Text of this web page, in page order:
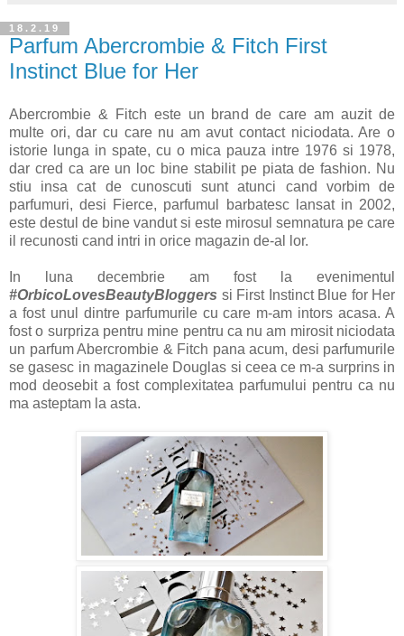
18.2.19
Parfum Abercrombie & Fitch First
Instinct Blue for Her
Abercrombie & Fitch este un brand de care am auzit de
multe ori, dar cu care nu am avut contact niciodata. Are o
istorie lunga in spate, cu o mica pauza intre 1976 si 1978,
dar cred ca are un loc bine stabilit pe piata de fashion. Nu
stiu insa cat de cunoscuti sunt atunci cand vorbim de
parfumuri, desi Fierce, parfumul barbatesc lansat in 2002,
este destul de bine vandut si este mirosul semnatura pe care
il recunosti cand intri in orice magazin de-al lor.
In luna decembrie am fost la evenimentul
#OrbicoLovesBeautyBloggers si First Instinct Blue for Her
a fost unul dintre parfumurile cu care m-am intors acasa. A
fost o surpriza pentru mine pentru ca nu am mirosit niciodata
un parfum Abercrombie & Fitch pana acum, desi parfumurile
se gasesc in magazinele Douglas si ceea ce m-a surprins in
mod deosebit a fost complexitatea parfumului pentru ca nu
ma asteptam la asta.